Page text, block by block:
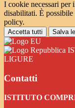
I cookie necessari per
disabilitati. È
policy.
Accetta tutti Salva
LIGURE
Contatti
ISTITUTO